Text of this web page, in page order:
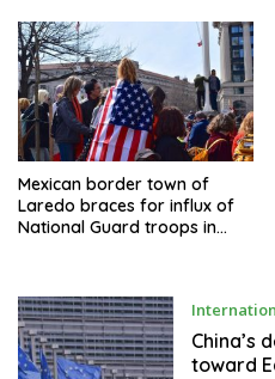
Mexican border town of
Laredo braces for influx of
National Guard troops in
China’s
toward